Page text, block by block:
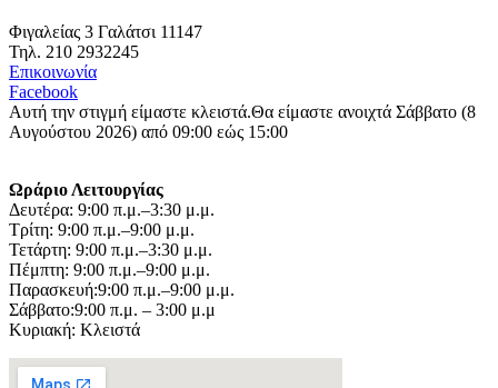
Φιγαλείας 3 Γαλάτσι 11147
Τηλ. 210 2932245
Επικοινωνία
Facebook
Αυτή την στιγμή είμαστε κλειστά.Θα είμαστε ανοιχτά Σάββατο (8
Αυγούστου 2026) από 09:00 εώς 15:00
Ωράριο Λειτουργίας
Δευτέρα: 9:00 π.μ.–3:30 μ.μ.
Τρίτη: 9:00 π.μ.–9:00 μ.μ.
Τετάρτη: 9:00 π.μ.–3:30 μ.μ.
Πέμπτη: 9:00 π.μ.–9:00 μ.μ.
Παρασκευή:9:00 π.μ.–9:00 μ.μ.
Σάββατο:9:00 π.μ. – 3:00 μ.μ
Κυριακή: Κλειστά